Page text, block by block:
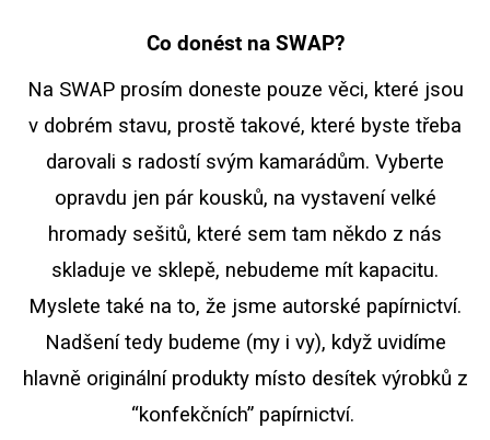
Co donést na SWAP?
Na SWAP prosím doneste pouze věci, které jsou
v dobrém stavu, prostě takové, které byste třeba
darovali s radostí svým kamarádům. Vyberte
opravdu jen pár kousků, na vystavení velké
hromady sešitů, které sem tam někdo z nás
skladuje ve sklepě, nebudeme mít kapacitu.
Myslete také na to, že jsme autorské papírnictví.
Nadšení tedy budeme (my i vy), když uvidíme
hlavně originální produkty místo desítek výrobků z
“konfekčních” papírnictví.